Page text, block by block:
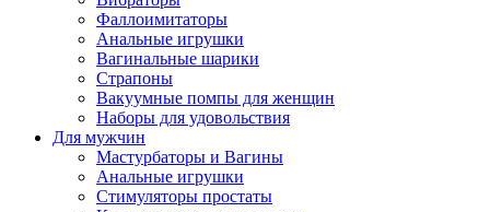
Фаллоимитаторы
Анальные игрушки
Вагинальные шарики
Страпоны
Вакуумные помпы для женщин
Наборы для удовольствия
Для мужчин
Мастурбаторы и Вагины
Анальные игрушки
Стимуляторы простаты